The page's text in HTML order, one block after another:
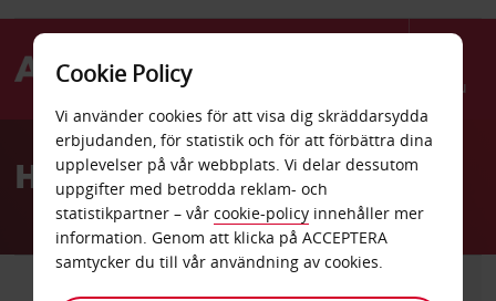
Menu
AvisHyrbil Darmstadt
BIL
Cookie Policy
Vi använder cookies för att visa dig skräddarsydda
erbjudanden, för statistik och för att förbättra dina
upplevelser på vår webbplats. Vi delar dessutom
uppgifter med betrodda reklam- och
statistikpartner – vår cookie-policy innehåller mer
information. Genom att klicka på ACCEPTERA
samtycker du till vår användning av cookies.